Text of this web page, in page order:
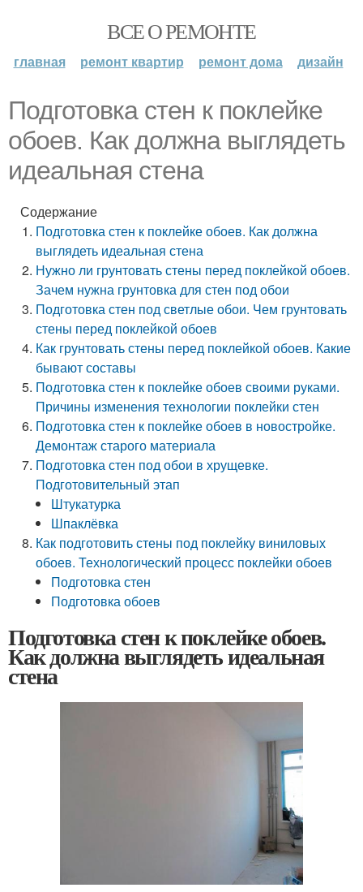
ВСЕ О РЕМОНТЕ
главная ремонт квартир ремонт дома дизайн
Подготовка стен к поклейке
обоев. Как должна выглядеть
идеальная стена
Содержание
Подготовка стен к поклейке обоев. Как должна
выглядеть идеальная стена
Нужно ли грунтовать стены перед поклейкой обоев.
Зачем нужна грунтовка для стен под обои
Подготовка стен под светлые обои. Чем грунтовать
стены перед поклейкой обоев
Как грунтовать стены перед поклейкой обоев. Какие
бывают составы
Подготовка стен к поклейке обоев своими руками.
Причины изменения технологии поклейки стен
Подготовка стен к поклейке обоев в новостройке.
Демонтаж старого материала
Подготовка стен под обои в хрущевке.
Подготовительный этап
Штукатурка
Шпаклёвка
Как подготовить стены под поклейку виниловых
обоев. Технологический процесс поклейки обоев
Подготовка стен
Подготовка обоев
Подготовка стен к поклейке обоев.
Как должна выглядеть идеальная
стена